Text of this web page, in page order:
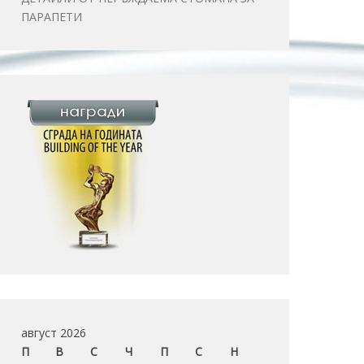
ПАРАПЕТИ
август 2026
П
В С Ч П С
Н